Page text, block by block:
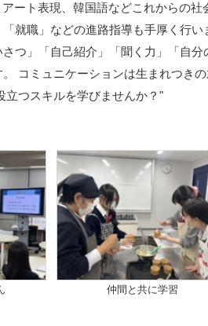
ート表現、韓国語などこれからの
就職」などの進路指導も手厚く行
つ」「自己紹介」「聞く力」「自
コミュニケーションは生まれつき
立つスキルを学びませんか？"
仲間と共に学習